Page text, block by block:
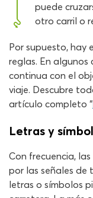
puede
otro carril o
Por supuesto, hay
reglas. En algunos
continua con el
viaje. Descubre
artículo completo “
Letras y
Con frecuencia,
por las señales de
letras o símbolos